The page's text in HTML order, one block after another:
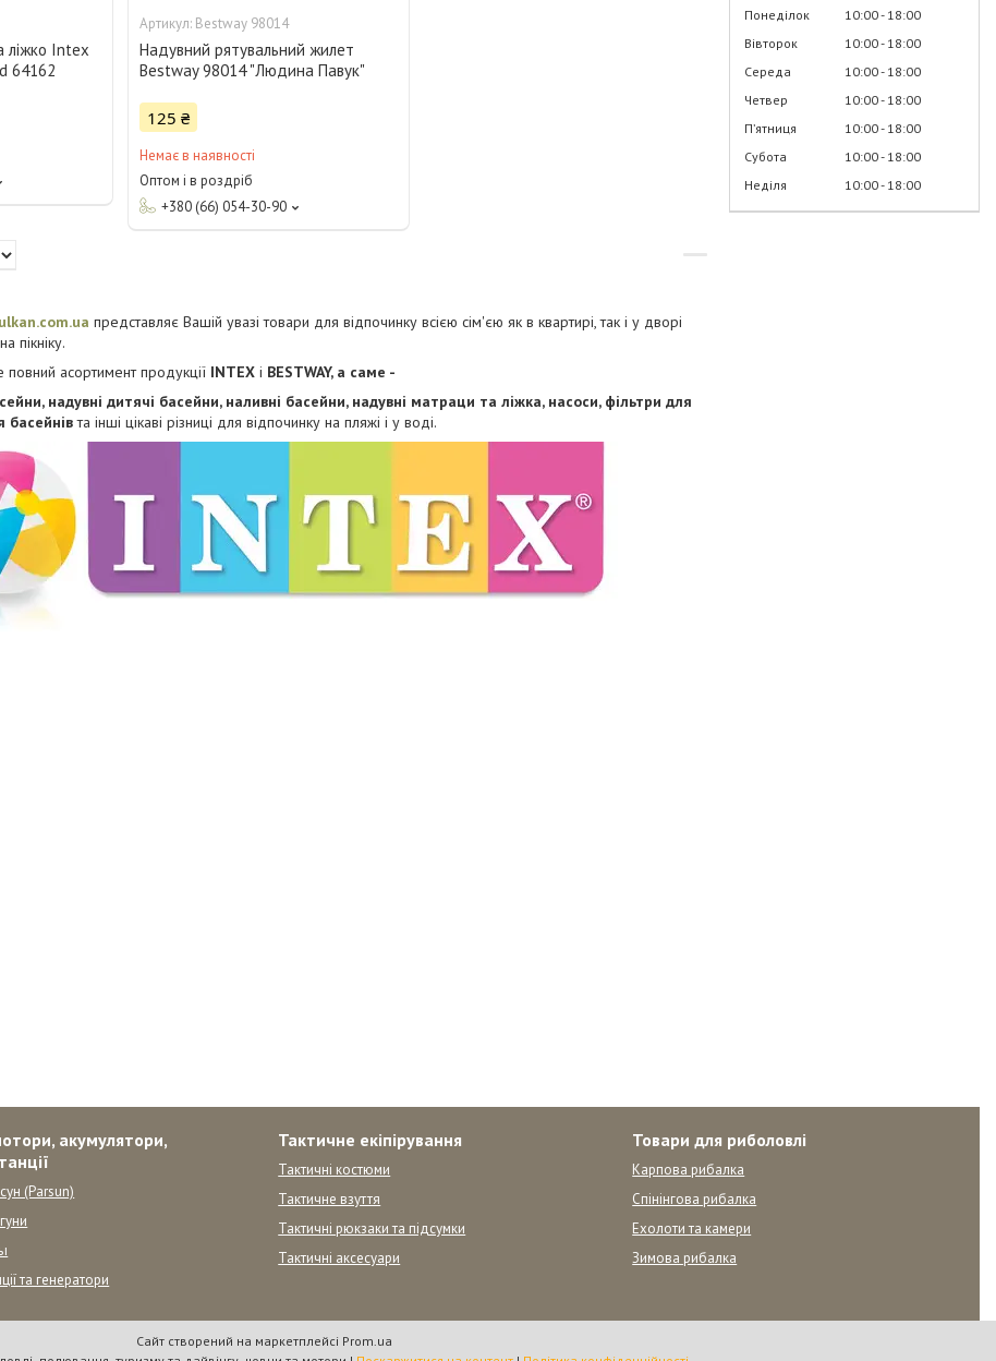
ліжко Intex
64162
Bestway 98014
Надувний рятувальний жилет
Bestway 98014 "Людина Павук"
125 ₴
Немає в наявності
Оптом і в роздріб
+380 (66) 054-30-90
представляє Вашій увазі товари для відпочинку всією сім'єю як в квартирі, так і у дворі
пікніку.
повний асортимент продукції INTEX і BESTWAY, а саме -
надувні дитячі басейни, наливні басейни, надувні матраци та ліжка, насоси, фільтри для
басейнівта інші цікаві різниці для відпочинку на пляжі і у воді.
Понеділок 10:00 18:00
Вівторок
10:00 18:00
Середа
10:00 18:00
Четвер
10:00 18:00
Пʼятниця
10:00 18:00
Субота
10:00 18:00
Неділя
10:00 18:00
акумулятори,
(Parsun)
та генератори
Тактичне екіпірування
Тактичні костюми
Тактичне взуття
Тактичні рюкзаки та підсумки
Тактичні аксесуари
Товари для риболовлі
Карпова рибалка
Спінінгова рибалка
Ехолоти та камери
Зимова рибалка
Сайт створений на маркетплейсі Prom.ua